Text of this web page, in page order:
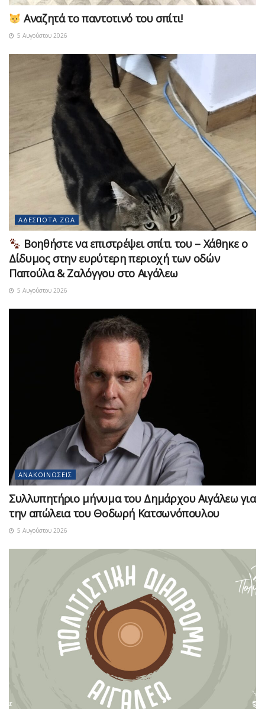
Αναζητά το παντοτινό του σπίτι!
5 Αυγούστου 2026
ΑΔΈΣΠΟΤΑ ΖΏΑ
Βοηθήστε να επιστρέψει σπίτι του – Χάθηκε ο
Δίδυμος στην ευρύτερη περιοχή των οδών
Παπούλα & Ζαλόγγου στο Αιγάλεω
5 Αυγούστου 2026
ΑΝΑΚΟΙΝΏΣΕΙΣ
Συλλυπητήριο μήνυμα του Δημάρχου Αιγάλεω για
την απώλεια του Θοδωρή Κατσωνόπουλου
5 Αυγούστου 2026